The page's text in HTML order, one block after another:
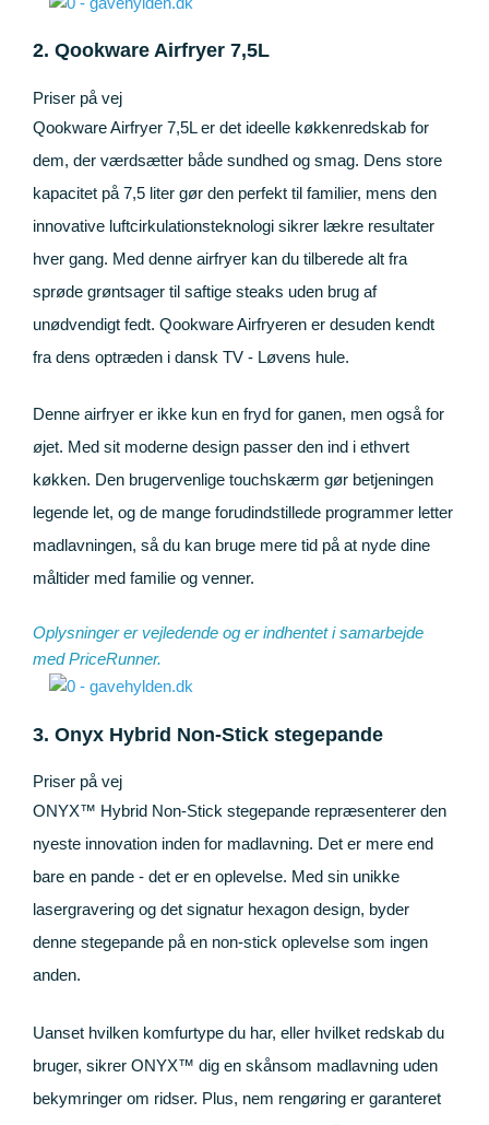
2. Qookware Airfryer 7,5L
Priser på vej
Qookware Airfryer 7,5L er det ideelle køkkenredskab for
dem, der værdsætter både sundhed og smag. Dens store
kapacitet på 7,5 liter gør den perfekt til familier, mens den
innovative luftcirkulationsteknologi sikrer lækre resultater
hver gang. Med denne airfryer kan du tilberede alt fra
sprøde grøntsager til saftige steaks uden brug af
unødvendigt fedt. Qookware Airfryeren er desuden kendt
fra dens optræden i dansk TV - Løvens hule.
Denne airfryer er ikke kun en fryd for ganen, men også for
øjet. Med sit moderne design passer den ind i ethvert
køkken. Den brugervenlige touchskærm gør betjeningen
legende let, og de mange forudindstillede programmer letter
madlavningen, så du kan bruge mere tid på at nyde dine
måltider med familie og venner.
Oplysninger er vejledende og er indhentet i samarbejde
medPriceRunner.
3. Onyx Hybrid Non-Stick stegepande
Priser på vej
ONYX™ Hybrid Non-Stick stegepande repræsenterer den
nyeste innovation inden for madlavning. Det er mere end
bare en pande - det er en oplevelse. Med sin unikke
lasergravering og det signatur hexagon design, byder
denne stegepande på en non-stick oplevelse som ingen
anden.
Uanset hvilken komfurtype du har, eller hvilket redskab du
bruger, sikrer ONYX™ dig en skånsom madlavning uden
bekymringer om ridser. Plus, nem rengøring er garanteret